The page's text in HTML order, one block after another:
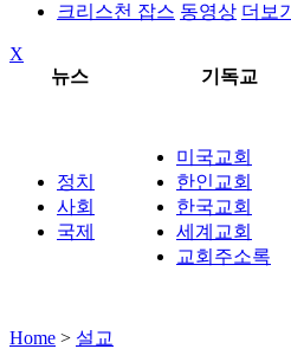
크리스천 잡스 동영상 더보기
X
뉴스
기독교
정치
사회
국제
미국교회
한인교회
한국교회
세계교회
교회주소록
Home > 설교